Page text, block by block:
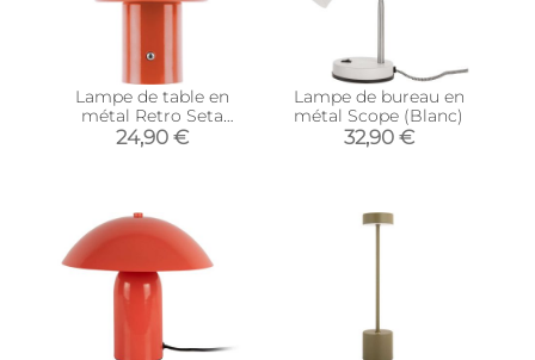
Lampe de table en
métal Retro Seta
(Orange)
24,90 €
Lampe de bureau en
métal Scope (Blanc)
32,90 €